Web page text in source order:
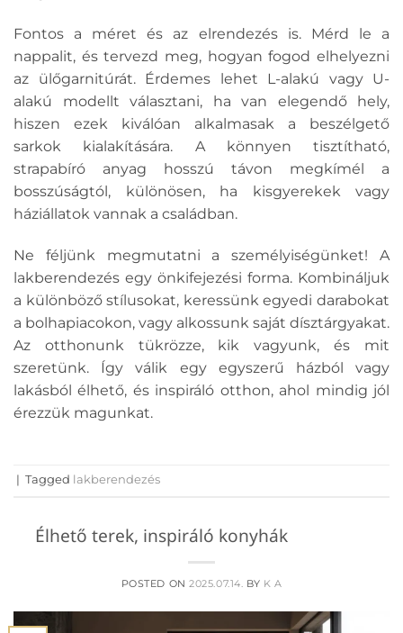
Fontos a méret és az elrendezés is. Mérd le a
nappalit, és tervezd meg, hogyan fogod elhelyezni
az ülőgarnitúrát. Érdemes lehet L-alakú vagy U-
alakú modellt választani, ha van elegendő hely,
hiszen ezek kiválóan alkalmasak a beszélgető
sarkok kialakítására. A könnyen tisztítható,
strapabíró anyag hosszú távon megkímél a
bosszúságtól, különösen, ha kisgyerekek vagy
háziállatok vannak a családban.
Ne féljünk megmutatni a személyiségünket! A
lakberendezés egy önkifejezési forma. Kombináljuk
a különböző stílusokat, keressünk egyedi darabokat
a bolhapiacokon, vagy alkossunk saját dísztárgyakat.
Az otthonunk tükrözze, kik vagyunk, és mit
szeretünk. Így válik egy egyszerű házból vagy
lakásból élhető, és inspiráló otthon, ahol mindig jól
érezzük magunkat.
| Tagged lakberendezés
Élhető terek, inspiráló konyhák
POSTED ON2025.07.14. BY K A